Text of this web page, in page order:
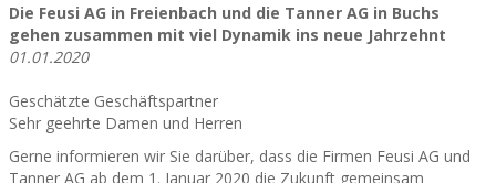
Die Feusi AG in Freienbach und die Tanner AG in Buchs
gehen zusammen mit viel Dynamik ins neue Jahrzehnt
01.01.2020
Geschätzte Geschäftspartner
Sehr geehrte Damen und Herren
Gerne informieren wir Sie darüber, dass die Firmen Feusi AG und
Tanner AG ab dem 1. Januar 2020 die Zukunft gemeinsam